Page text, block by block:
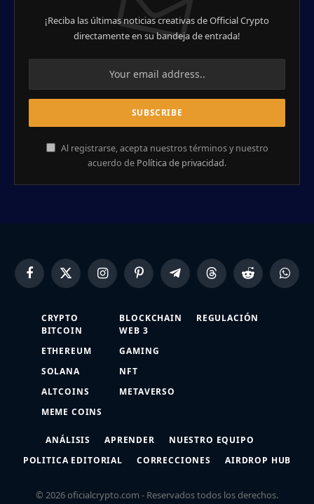
¡Reciba las últimas noticias creativas de Official Crypto
directamente en su bandeja de entrada!
Al registrarse, acepta nuestros términos y nuestro
acuerdo de Política de privacidad.
FacebookX
(Twitter)
InstagramPinterestTelegramThreads Reddit
CRYPTO
BITCOIN
ETHEREUM
SOLANA
ALTCOINS
MEME COINS
BLOCKCHAIN
WEB 3
GAMING
NFT
METAVERSO
REGULACIÓN
ANÁLISIS APRENDER
NUESTRO EQUIPO
POLITICA EDITORIAL
CORRECCIONES AIRDROP HUB
© 2026 oficialcrypto.com - Reservados todos los derechos.